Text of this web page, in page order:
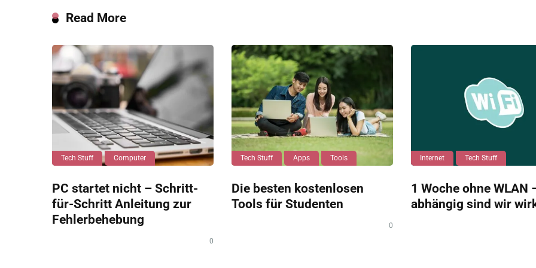
Read More
Tech Stuff Computer
PC startet nicht – Schritt-
für-Schritt Anleitung zur
Fehlerbehebung
0
Tech Stuff Apps Tools
Die besten kostenlosen
Tools für Studenten
0
Internet Tech Stuff
1 Woche ohne WLAN
abhängig sind wir